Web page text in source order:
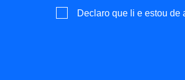
Declaro que li e estou de